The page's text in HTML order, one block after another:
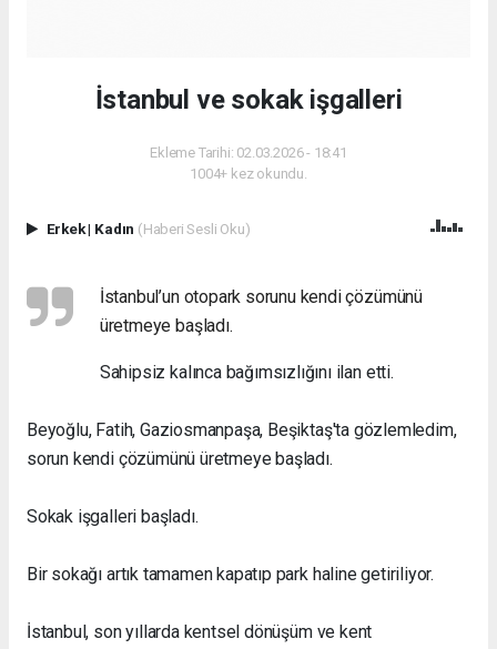
İstanbul ve sokak işgalleri
Ekleme Tarihi: 02.03.2026 - 18:41
1004+ kez okundu.
Erkek| Kadın (Haberi Sesli Oku)
İstanbul’un otopark sorunu kendi çözümünü
üretmeye başladı.
Sahipsiz kalınca bağımsızlığını ilan etti.
Beyoğlu, Fatih, Gaziosmanpaşa, Beşiktaş'ta gözlemledim,
sorun kendi çözümünü üretmeye başladı.
Sokak işgalleri başladı.
Bir sokağı artık tamamen kapatıp park haline getiriliyor.
İstanbul, son yıllarda kentsel dönüşüm ve kent